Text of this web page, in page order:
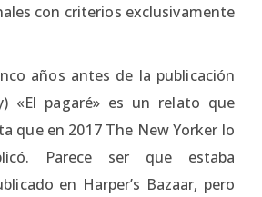
con criterios exclusivamente
años antes de la publicación
«El pagaré» es un relato que
que en 2017 The New Yorker lo
Parece ser que estaba
en Harper’s Bazaar, pero